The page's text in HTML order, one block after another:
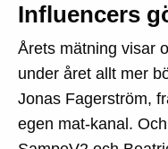
Influencers
Årets mätning visar
under året allt mer
Jonas Fagerström,
egen mat-kanal.